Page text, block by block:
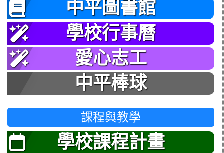
中平圖書館
學校行事曆
愛心志工
中平棒球
課程與教學
學校課程計畫